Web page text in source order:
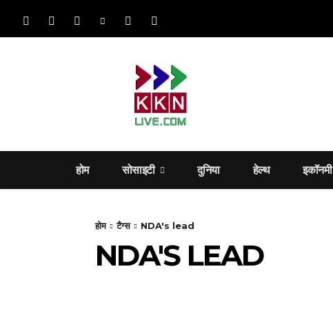
होम सोसाइटी दुनिया हेल्‍थ इकॉनमी
होम टैग्स NDA's lead
NDA'S LEAD